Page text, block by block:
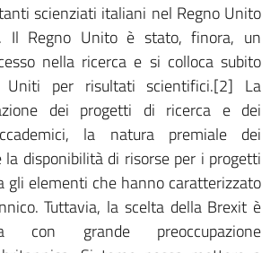
scienziati italiani nel Regno Unito
Il Regno Unito è stato, finora, un
nella ricerca e si colloca subito
per risultati scientifici.[2] La
dei progetti di ricerca e dei
la natura premiale dei
disponibilità di risorse per i progetti
gli elementi che hanno caratterizzato
Tuttavia, la scelta della Brexit è
con grande preoccupazione